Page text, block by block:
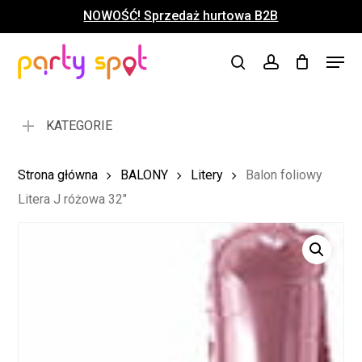
to
content
NOWOŚĆ! Sprzedaż hurtowa B2B
searchaccount
Menu
Koszyk Close
KATEGORIE
Strona główna BALONY Litery
Balon foliowy
Litera J różowa 32″
Menu